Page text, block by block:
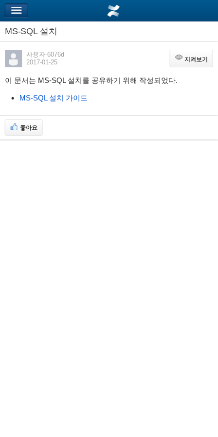
MS-SQL 설치
사용자-6076d
2017-01-25
지켜보기
지켜보기
이 문서는 MS-SQL 설치를 공유하기 위해 작성되었다.
MS-SQL 설치 가이드
좋아요